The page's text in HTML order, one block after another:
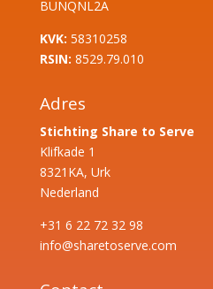
BUNQNL2A
KVK: 58310258
RSIN: 8529.79.010
Adres
Stichting Share to Serve
Klifkade 1
8321KA, Urk
Nederland
+31 6 22 72 32 98
info@sharetoserve.com